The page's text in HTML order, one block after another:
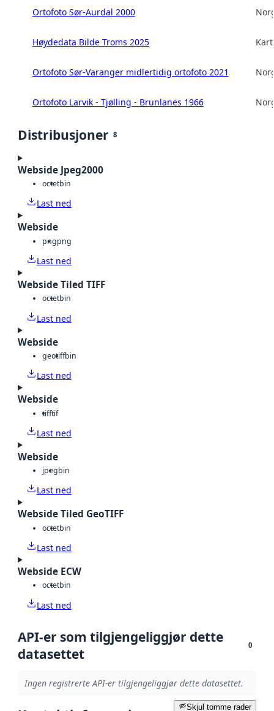
Ortofoto Sør-Aurdal 2000
Høydedata Bilde Troms 2025
Ortofoto Sør-Varanger midlertidig ortofoto 2021
Ortofoto Larvik - Tjølling - Brunlanes 1966
Distribusjoner 8
Webside Jpeg2000
octetbin
Last ned
Webside
pngpng
Last ned
Webside Tiled TIFF
octetbin
Last ned
Webside
geotiffbin
Last ned
Webside
tifftif
Last ned
Webside
jpegbin
Last ned
Webside Tiled GeoTIFF
octetbin
Last ned
Webside ECW
octetbin
Last ned
API-er som tilgjengeliggjør dette
datasettet
0
Ingen registrerte API-er tilgjengeliggjør dette datasettet.
Skjul tomme rader